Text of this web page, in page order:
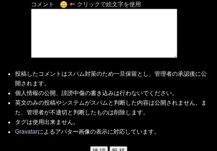
コメント クリックで絵文字を使用
投稿したコメントはスパム対策のため一旦保留とし、管理者の承認後に公
開されます。
個人情報の公開、誹謗中傷の書き込みは行わないでください。
英文のみの投稿やシステムがスパムと判断した内容は公開されません。ま
た、管理者が不適切と判断したものは削除します。
タグは使用出来ません。
Gravatarによるアバター画像の表示に対応しています。